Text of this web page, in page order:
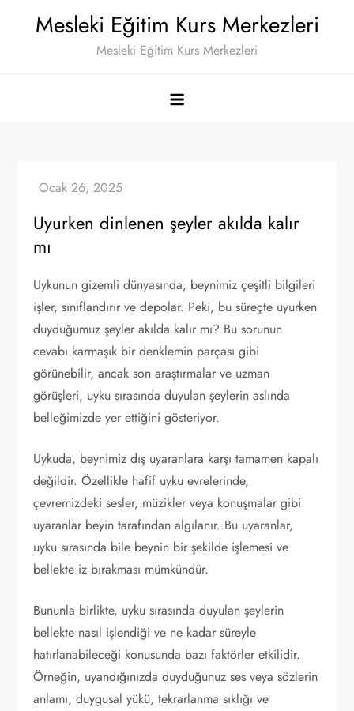
Mesleki Eğitim Kurs Merkezleri
Mesleki Eğitim Kurs Merkezleri
Uyurken dinlenen şeyler akılda kalır
mı
Uykunun gizemli dünyasında, beynimiz çeşitli bilgileri
işler, sınıflandırır ve depolar. Peki, bu süreçte uyurken
duyduğumuz şeyler akılda kalır mı? Bu sorunun
cevabı karmaşık bir denklemin parçası gibi
görünebilir, ancak son araştırmalar ve uzman
görüşleri, uyku sırasında duyulan şeylerin aslında
belleğimizde yer ettiğini gösteriyor.
Uykuda, beynimiz dış uyaranlara karşı tamamen kapalı
değildir. Özellikle hafif uyku evrelerinde,
çevremizdeki sesler, müzikler veya konuşmalar gibi
uyaranlar beyin tarafından algılanır. Bu uyaranlar,
uyku sırasında bile beynin bir şekilde işlemesi ve
bellekte iz bırakması mümkündür.
Bununla birlikte, uyku sırasında duyulan şeylerin
bellekte nasıl işlendiği ve ne kadar süreyle
hatırlanabileceği konusunda bazı faktörler etkilidir.
Örneğin, uyandığınızda duyduğunuz ses veya sözlerin
anlamı, duygusal yükü, tekrarlanma sıklığı ve